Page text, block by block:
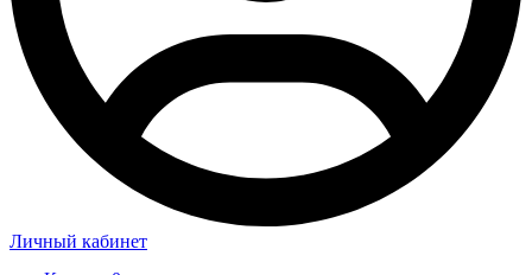
Личный кабинет